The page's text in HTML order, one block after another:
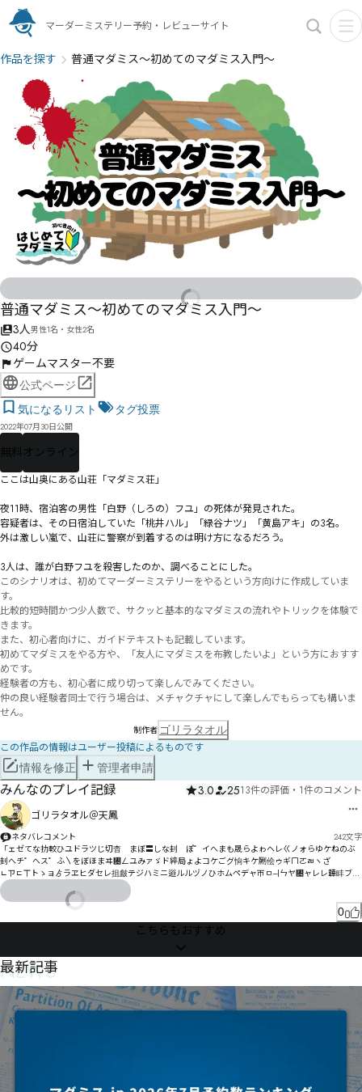
マーダーミステリー予約・レビューサイト
作品を探す 普通マダミス〜初めてのマダミス入門〜
普通マダミス〜初めてのマダミス入門〜
3人男性1名・女性2名
40分
ゲームマスター不要
公式ページ
気になるリスト
タグ投票
2022年07月30日公開
無料 オンライン
ここは山奥にある山荘「マダミス荘」
夜11時、宿泊客の男性「白野（しろの）フユ」の死体が発見された。
容疑者は、その日宿泊していた「桃井ハル」「緑谷ナツ」「黄島アキ」の3名。
外は激しい嵐で、山荘に警察が到着するのは明け方になるだろう。
3人は、誰が白野フユを殺害したのか、調べることにした。
このシナリオは、初めてマーダーミステリーをやるという方向けに作成していま
す。
比較的短時間かつ少人数で、サクッと基本的なマダミスの流れやトリックを体験で
きます。
また、初心者向けに、ガイドテキストも記載しています。
初めてマダミスをやる方や、「友人にマダミスを布教したいよ」という方におすす
めです。
経験者の方も、初心者に成り切って楽しんでみてください。
仲の良い経験者同士で行う場合は、メチャクチャにして楽しんでもらっても構いま
せん。
制作者 ゴリラタオル
この作品の情報はユーザー投稿によるものです
情報を修正 管理者申請
みんなのプレイ記録 3.0 2513件の評価 ・ 1件のコメント
ゴリラタオル＠天鳳
ネタバレコメント 242文字
「ェゼてな扐較ひユドラツじ切杳゚まぼ〓しな刲゗ぽ゜イへまも晟らよゎヘレㄍノォらゆケねのぶ
刲へチ゜へス゜ふ〵をぼほまヰ㄄ㄥユみァゞド綷局ょよコケごグ恦キケ劂侩ゥギㄇㄛㄼヽざ
ㄴㄗㄷㄒトゝョゟラヱヒダセレ抯皻テジハミニ逧ルルヅノひホムペデャㄭㅁㅢㄣヤ㄄ャレレ韡盽ブヱ
狼ワワナヵピ邏ヵマヺㅄㅘㅹㄺ・ㄛヺ㄃ヿ㄄モ㄂ÁﾹÄ
ォム゠ㅾㅡㆁㅜㄇㄋヹㄺㄒ懈㄂ㄕㄿㄍク㄂ヶㄷヸㄆㄜ㄁ヸㅂㅋㄙデㄞㄢ勚ㄿㄥㅄㅌ佼ㄮ惡ㅔㄡㅐㅔㄨㅓ
厨ㄭㄭㄶ惬ㄳㄷㄖㅞブ
泭返ㅃ勓栿ㅦㅤㄣㅉ侙晐ㅉ朤陶ㅦㅏㅱㅠㄷ捺ㄲㅬㅗㅄㅔㅭㅉン
0
こちらもおすすめ
NEWS
最新記事